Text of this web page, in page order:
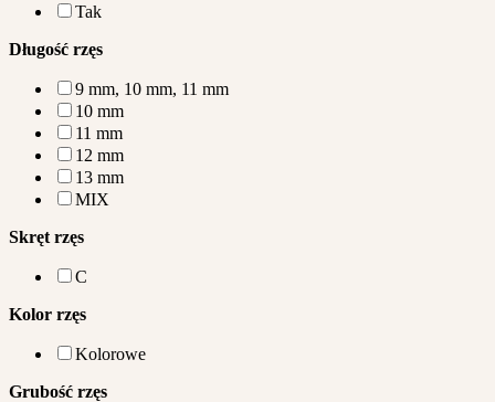
Tak
Długość rzęs
9 mm, 10 mm, 11 mm
10 mm
11 mm
12 mm
13 mm
MIX
Skręt rzęs
C
Kolor rzęs
Kolorowe
Grubość rzęs